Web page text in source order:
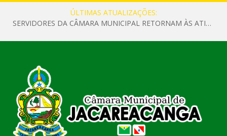
ÚLTIMAS ATUALIZAÇÕES:
SERVIDORES DA CÂMARA MUNICIPAL RETORNAM ÀS ATIVIDADES APÓS O RECESSO PARLAMENTAR